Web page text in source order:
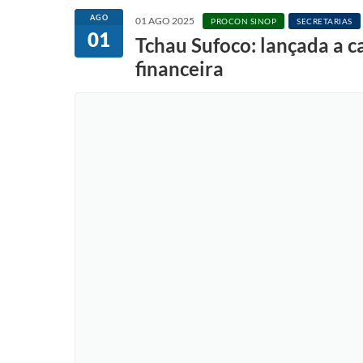
AGO
01
01 AGO 2025 PROCON SINOP SECRETARIAS
Tchau Sufoco: lançada a
financeira